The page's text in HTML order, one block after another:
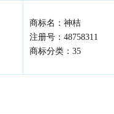
商标名：神桔
注册号：48758311
商标分类：35